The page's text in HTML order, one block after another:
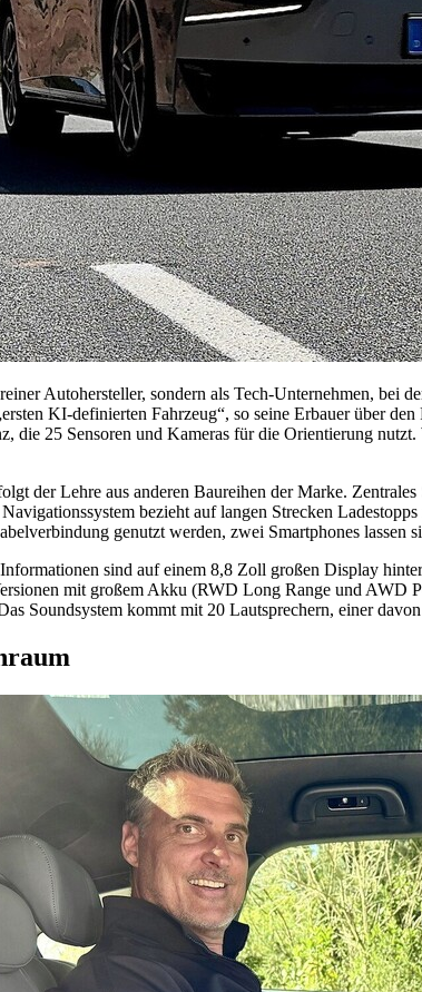
Autohersteller, sondern als Tech-Unternehmen,
KI-definierten Fahrzeug“, so seine Erbauer über
die 25 Sensoren und Kameras für die Orientierung
der Lehre aus anderen Baureihen der Marke.
bezieht auf langen Strecken
genutzt werden, zwei Smartphones lassen
sind auf einem 8,8 Zoll großen Display
mit großem Akku (RWD Long Range und AWD
Soundsystem kommt mit 20 Lautsprechern, einer